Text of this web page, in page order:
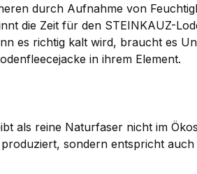
durch Aufnahme von
die Zeit für den STEINKAUZ-
es richtig kalt wird, braucht es
in ihrem Element.
als reine Naturfaser nicht im
sondern entspricht